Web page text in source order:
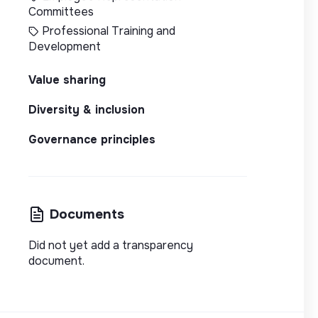
Committees
Professional Training and
Development
Value sharing
Diversity & inclusion
Governance principles
Documents
Did not yet add a transparency
document.